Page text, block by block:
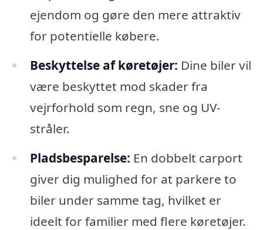
ejendom og gøre den mere attraktiv
for potentielle købere.
Beskyttelse af køretøjer: Dine biler vil
være beskyttet mod skader fra
vejrforhold som regn, sne og UV-
stråler.
Pladsbesparelse: En dobbelt carport
giver dig mulighed for at parkere to
biler under samme tag, hvilket er
ideelt for familier med flere køretøjer.